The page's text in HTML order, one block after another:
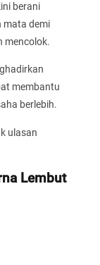
berani
mata demi
mencolok.
membantu
berlebih.
ulasan
Lembut